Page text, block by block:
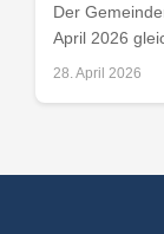
Der
April 2026
28. April 2026